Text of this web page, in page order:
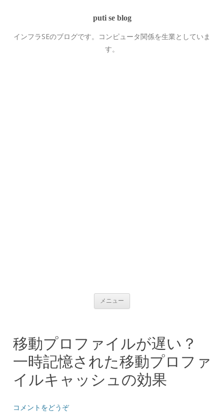
puti se blog
インフラSEのブログです。コンピュータ関係を生業としていま
す。
メニュー コンテンツへ移動
移動プロファイルが遅い？
一時記憶された移動プロファ
イルキャッシュの効果
コメントをどうぞ